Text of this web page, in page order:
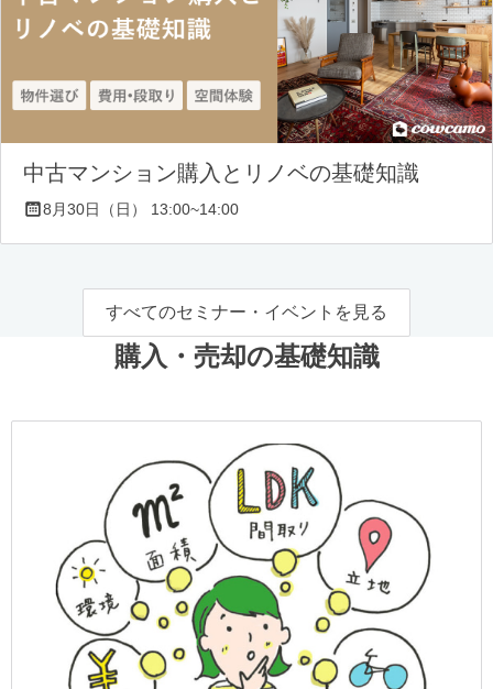
中古マンション購入とリノベの基礎知識
8月30日（日） 13:00~14:00
すべてのセミナー・イベントを見る
購入・売却の基礎知識